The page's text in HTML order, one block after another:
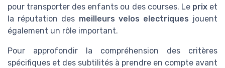
pour transporter des enfants ou des courses. Le prixet
la réputation des meilleurs velos electriques jouent
également un rôle important.
Pour approfondir la compréhension des critères
spécifiques et des subtilités à prendre en compte avant